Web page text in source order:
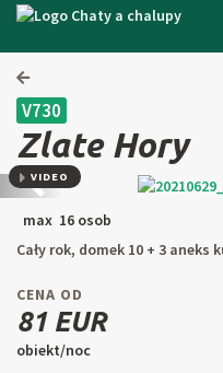
WYSZUKIWARKA
OGÓLNE WARUNKI
O NAS
ŁĄCZNOŚĆ
WEJŚCIE WŁAŚCICIELA
SZUKAJ W TEKŚCIE
V730
Zlate Hory
Předchozí
VIDEO
max 16 osob
Cały rok, domek 10 + 3 aneks
CENA OD
81 EUR
obiekt/noc